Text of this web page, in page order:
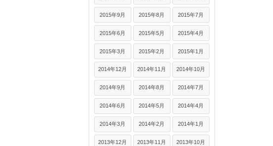
2015年9月 2015年8月 2015年7月
2015年6月 2015年5月 2015年4月
2015年3月 2015年2月 2015年1月
2014年12月 2014年11月 2014年10月
2014年9月 2014年8月 2014年7月
2014年6月 2014年5月 2014年4月
2014年3月 2014年2月 2014年1月
2013年12月 2013年11月 2013年10月